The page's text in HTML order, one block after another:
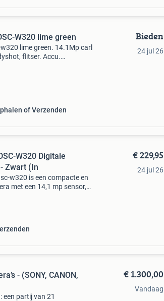
W320 lime green
lime green. 14.1Mp carl
flitser. Accu.
of Verzenden
Bieden
24 jul 26
W320 Digitale
Zwart (In
w320 is een compacte en
met een 14,1 mp sensor,
€ 229,95
24 jul 26
- (SONY, CANON,
een partij van 21
€ 1.300,00
Vandaag